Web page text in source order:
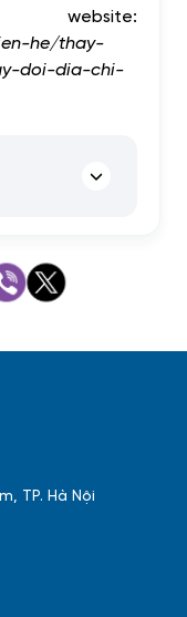
he/thay-
doi-dia-chi-
TP. Hà Nội